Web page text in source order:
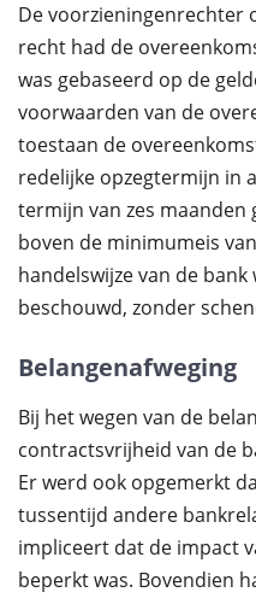
De voorzieningenrechter
recht had de
was gebaseerd op de
voorwaarden van de
toestaan de
redelijke opzegtermijn in
termijn van zes
boven de minimumeis
handelswijze van de
beschouwd, zonder
Belangenafweging
Bij het wegen van de
contractsvrijheid van de
Er werd ook opgemerkt
tussentijd andere
impliceert dat de impact
beperkt was. Bovendien